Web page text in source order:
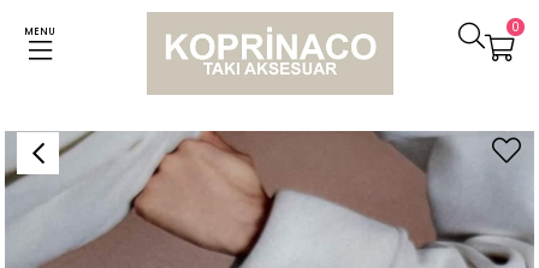
MENU 0
Küpeler Özel Kaplama Zirkon Taşlı Vintage Minimal Küpe (1 Cm)